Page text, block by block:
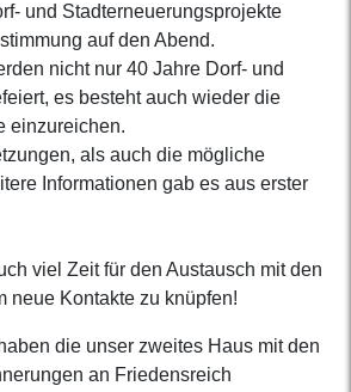
und Stadterneuerungsprojekte
auf den Abend.
nicht nur 40 Jahre Dorf- und
es besteht auch wieder die
einzureichen.
als auch die mögliche
Informationen gab es aus erster
viel Zeit für den Austausch mit den
neue Kontakte zu knüpfen!
die unser zweites Haus mit den
an Friedensreich